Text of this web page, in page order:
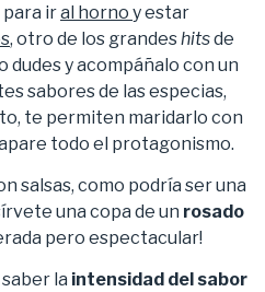
para iral horno y estar
, otro de los grandeshitsde
y acompáñalo con un
sabores de las especias,
te permiten maridarlo con
todo el protagonismo.
salsas, como podría ser una
una copa de un rosado
pero espectacular!
la intensidad del sabor